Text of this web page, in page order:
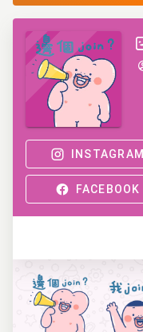
INSTAGRAM
FACEBOOK